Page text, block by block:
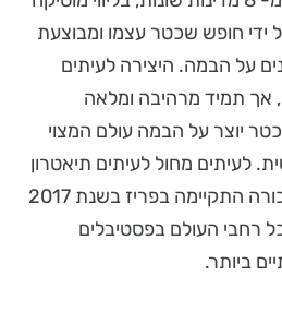
ידי חופש שכטר עצמו ומבוצעת
אנסמבל של 6 נגנים על הבמה. היצירה לעיתים
אך תמיד מרהיבה ומלאה
יוצר על הבמה עולם המצוי
לעיתים מחול לעיתים תיאטרון
תמיד מרתק ומקורי. הבכורה התקיימה בפריז בשנת 2017
רחבי העולם בפסטיבלים
ביותר.